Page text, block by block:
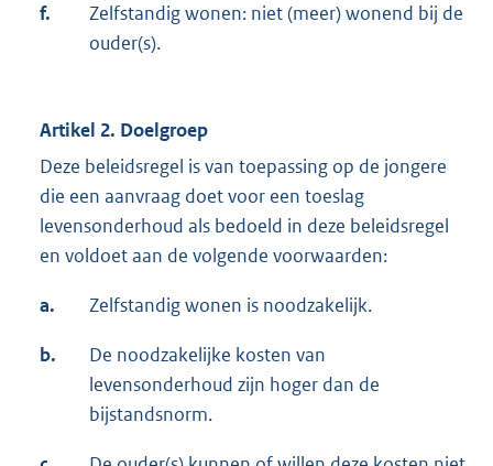
f.
Zelfstandig wonen: niet (meer) wonend bij de
ouder(s).
Artikel 2. Doelgroep
Deze beleidsregel is van toepassing op de jongere
die een aanvraag doet voor een toeslag
levensonderhoud als bedoeld in deze beleidsregel
en voldoet aan de volgende voorwaarden:
a. Zelfstandig wonen is noodzakelijk.
b.
De noodzakelijke kosten van
levensonderhoud zijn hoger dan de
bijstandsnorm.